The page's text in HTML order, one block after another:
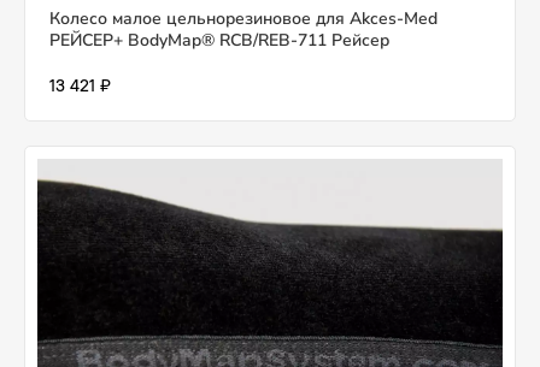
Колесо малое цельнорезиновое для Akces-Med
РЕЙСЕР+ BodyMap® RCB/REB-711 Рейсер
13 421 ₽